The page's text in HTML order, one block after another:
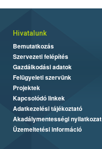
Hivatalunk
Bemutatkozás
Szervezeti felépítés
Gazdálkodási adatok
Felügyeleti szervünk
Projektek
Kapcsolódó linkek
Adatkezelési tájékoztató
Akadálymentességi nyilatkozat
Üzemeltetési információ